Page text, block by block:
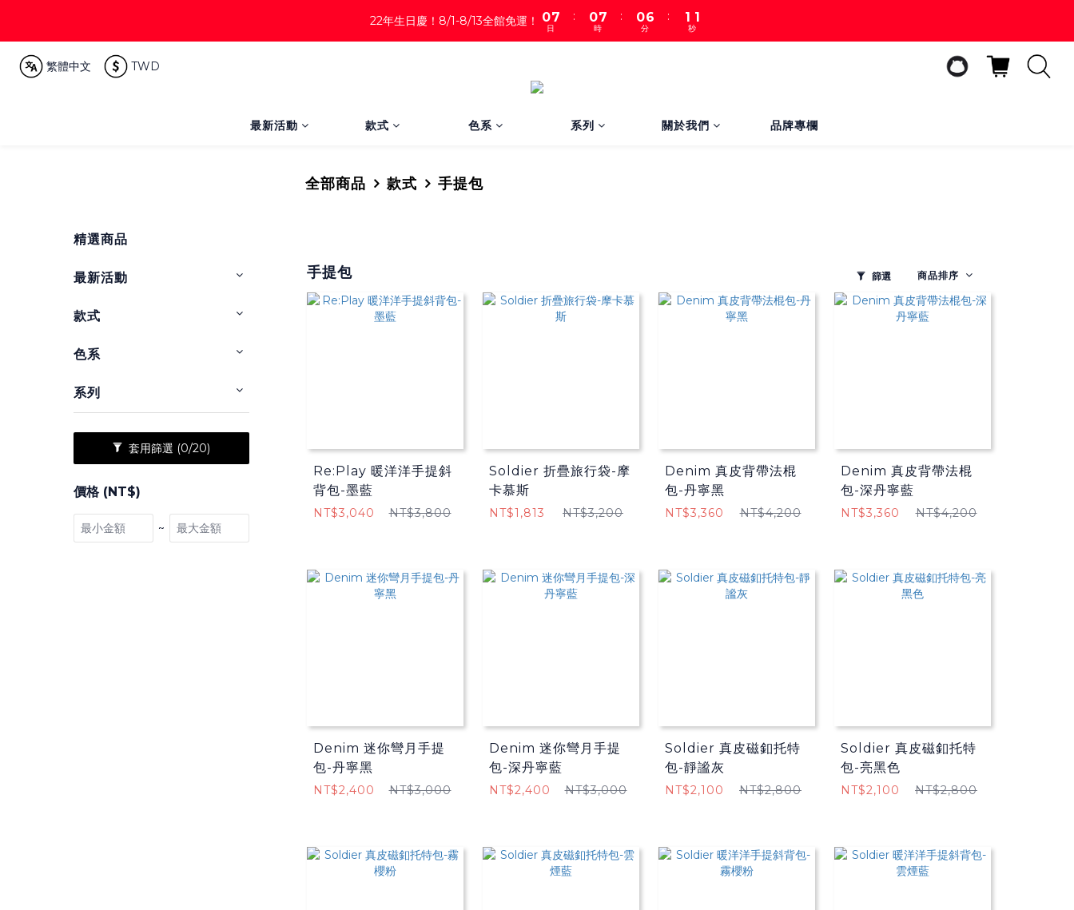
22年生日慶！8/1-8/13全館免運！
07
6
日
:
07
6
1
時
:
06
5
分
:
1
0
1
0
秒
繁體中文 TWD
最新活動 款式 色系 系列 關於我們 品牌專欄
全部商品 款式 手提包
精選商品
最新活動
款式
色系
系列
套用篩選 (0/20)
價格 (NT$)
~
手提包 篩選 商品排序
Re:Play 暖洋洋手提斜
背包-墨藍
NT$3,040 NT$3,800
Soldier 折疊旅行袋-摩
卡慕斯
NT$1,813 NT$3,200
Denim 真皮背帶法棍
包-丹寧黑
NT$3,360 NT$4,200
Denim 真皮背帶法棍
包-深丹寧藍
NT$3,360 NT$4,200
Denim 迷你彎月手提
包-丹寧黑
NT$2,400 NT$3,000
Denim 迷你彎月手提
包-深丹寧藍
NT$2,400 NT$3,000
Soldier 真皮磁釦托特
包-靜謐灰
NT$2,100 NT$2,800
Soldier 真皮磁釦托特
包-亮黑色
NT$2,100 NT$2,800